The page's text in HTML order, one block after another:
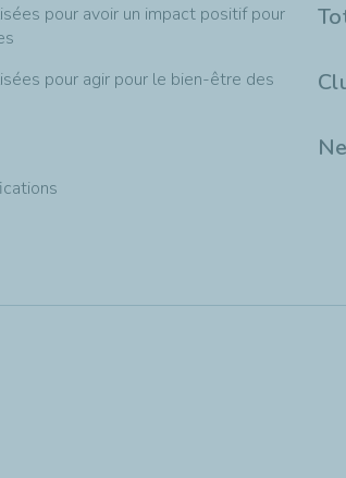
pour avoir un impact positif pour
pour agir pour le bien-être des